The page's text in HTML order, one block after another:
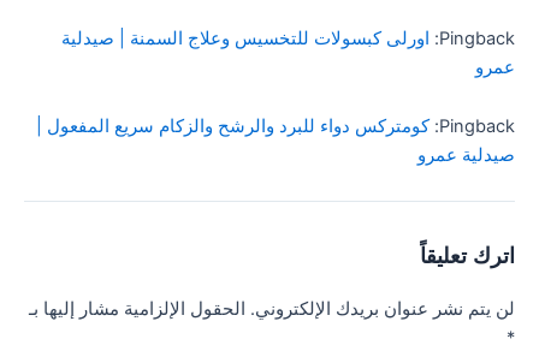
Pingback: اورلى كبسولات للتخسيس وعلاج السمنة | صيدلية
عمرو
Pingback: كومتركس دواء للبرد والرشح والزكام سريع المفعول |
صيدلية عمرو
اترك تعليقاً
لن يتم نشر عنوان بريدك الإلكتروني. الحقول الإلزامية مشار إليها بـ
*